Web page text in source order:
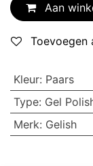
Aan
Toevoegen
Kleur: Paars
Type: Gel
Merk: Gelish